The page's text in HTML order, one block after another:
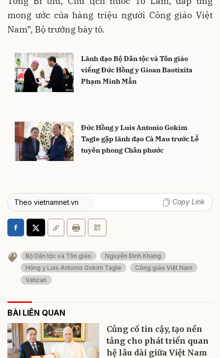
mong ước của hàng triệu người Công giáo Việt
Nam”, Bộ trưởng bày tỏ.
Lãnh đạo Bộ Dân tộc và Tôn giáo
viếng Đức Hồng y Gioan Baotixita
Phạm Minh Mẫn
Đức Hồng y Luis Antonio Gokim
Tagle gặp lãnh đạo Cà Mau trước Lễ
tuyên phong Chân phước
Theo vietnamnet.vn Copy Link
Bộ Dân tộc và Tôn giáo
Nguyễn Đình Khang
Hồng y Luis Antonio Gokim Tagle
Công giáo Việt Nam
Vatican
BÀI LIÊN QUAN
Củng cố tin cậy, tạo nền
tảng cho phát triển quan
hệ lâu dài giữa Việt Nam